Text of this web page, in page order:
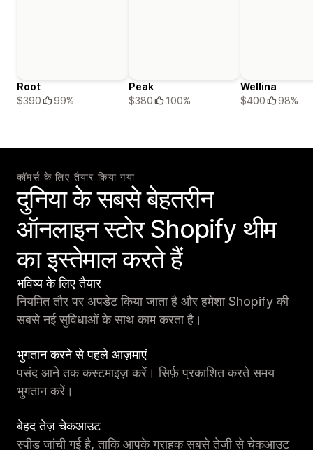
Root
$390
99%
Peak
$380
100%
Wellina
$400
98%
कॉमर्स के लिए तैयार किया गया
दुनिया के सबसे बेहतरीन
ऑनलाइन स्टोर Shopify थीम
का इस्तेमाल करते हैं
भविष्य के लिए तैयार
नियमित तौर पर अपडेट किया जाता है और हमेशा Shopify की
सबसे नई सुविधाओं के साथ काम करता है।
भुगतान करने से पहले आज़माएं
पसंद आने तक कस्टमाइज़ करें। सिर्फ़ प्रकाशित करते समय
भुगतान करें।
बेहद तेज़ चेकआउट
स्पीड जांची गई है, ताकि आपके ग्राहक सबसे तेज़ी से चेकआउट